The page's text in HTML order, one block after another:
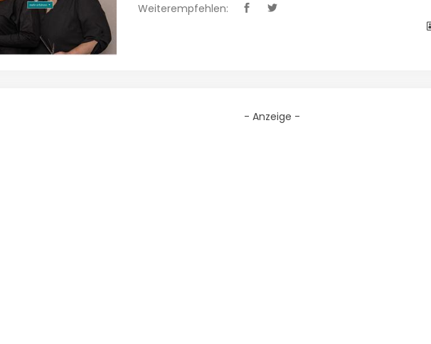
Weiterempfehlen:
- Anzeige -